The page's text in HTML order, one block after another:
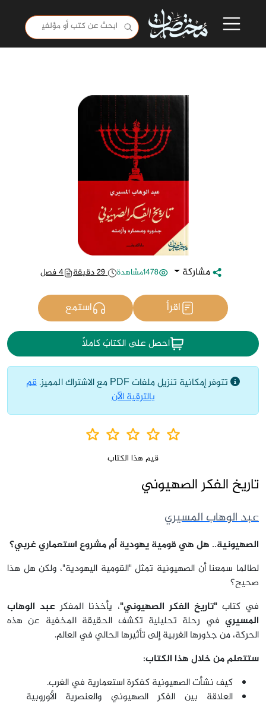
مشاركة 1478مشاهدة 29 دقيقة 4 فصل
اقرأ استمع
احصل على الكتابَ كاملاً
تتوفر إمكانية تنزيل ملفات PDF مع الاشتراك المميز.
قم
بالترقية الآن
قيم هذا الكتاب
تاريخ الفكر الصهيوني
عبد الوهاب المسيري
الصهيونية.. هل هي قومية يهودية أم مشروع استعماري غربي؟
لطالما سمعنا أن الصهيونية تمثل "القومية اليهودية"، ولكن هل هذا
صحيح؟
في كتاب"تاريخ الفكر الصهيوني"، يأخذنا المفكر عبد الوهاب
المسيري في رحلة تحليلية تكشف الحقيقة المخفية عن هذه
الحركة، من جذورها الغربية إلى تأثيرها الحالي في العالم.
ستتعلم من خلال هذا الكتاب:
كيف نشأت الصهيونية كفكرة استعمارية في الغرب.
العلاقة بين الفكر الصهيوني والعنصرية الأوروبية